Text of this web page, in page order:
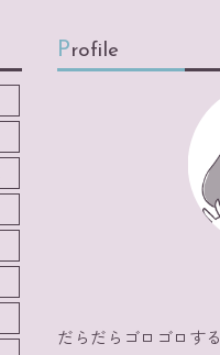
Profile
だらだらゴロゴロす